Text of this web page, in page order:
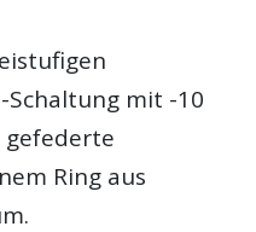
Schaltung mit -10
gefederte
Ring aus